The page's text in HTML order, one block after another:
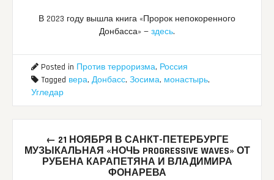
В 2023 году вышла книга «Пророк непокоренного
Донбасса» — здесь.
Posted in Против терроризма, Россия
Tagged вера, Донбасс, Зосима, монастырь,
Угледар
Post
navigation
← 21 НОЯБРЯ В САНКТ-ПЕТЕРБУРГЕ
МУЗЫКАЛЬНАЯ «НОЧЬ PROGRESSIVE WAVES» ОТ
РУБЕНА КАРАПЕТЯНА И ВЛАДИМИРА
ФОНАРЕВА